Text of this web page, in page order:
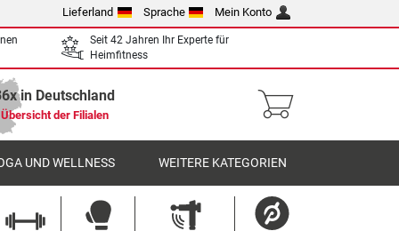
Lieferland Sprache Mein Konto
Seit 42 Jahren Ihr Experte für
Heimfitness
in Deutschland
Übersicht der Filialen
UND WELLNESS WEITERE KATEGORIEN